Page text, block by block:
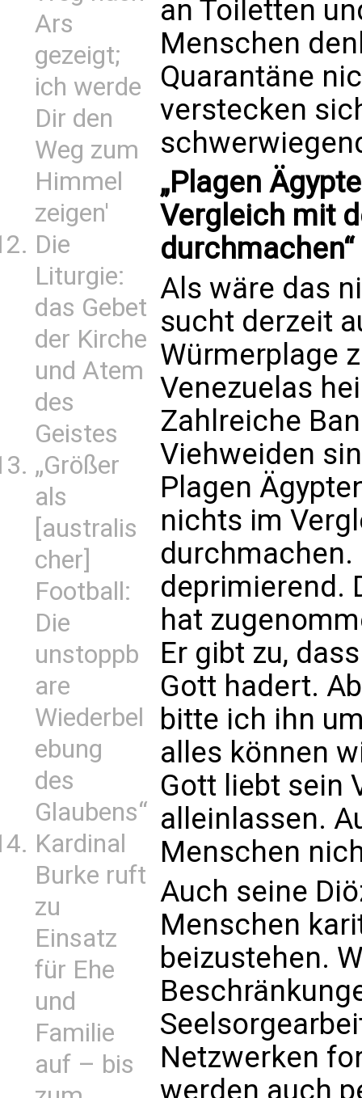
Ars
gezeigt;
ich werde
Dir den
Weg zum
Himmel
zeigen'
Die
Liturgie:
das Gebet
der Kirche
und Atem
des
Geistes
„Größer
als
[australis
cher]
Football:
Die
unstoppb
are
Wiederbel
ebung
des
Glaubens“
Kardinal
Burke ruft
zu
Einsatz
für Ehe
und
Familie
auf – bis
an Toiletten
Menschen
Quarantäne
verstecken
„Plagen
Vergleich mit
durchmachen“
Als wäre das
sucht derzeit
Würmerplage
Venezuelas
Zahlreiche
Viehweiden
Plagen
nichts im
durchmachen.
deprimierend.
hat
Er gibt zu,
Gott hadert.
bitte ich ihn
alles können
Gott liebt sein
alleinlassen.
Menschen
Auch seine
Menschen
beizustehen.
Netzwerken
werden auch